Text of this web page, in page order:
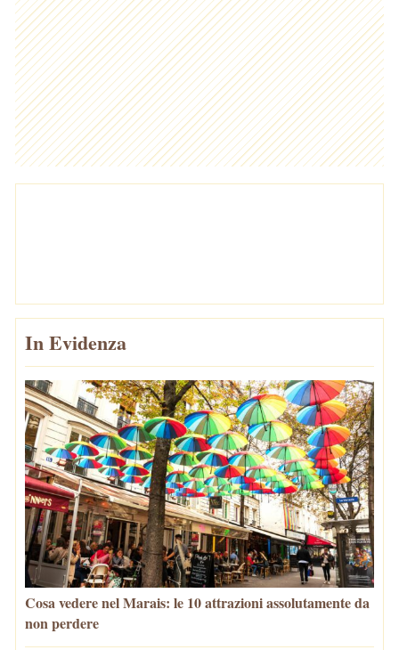
In Evidenza
Cosa vedere nel Marais: le 10 attrazioni assolutamente da
non perdere